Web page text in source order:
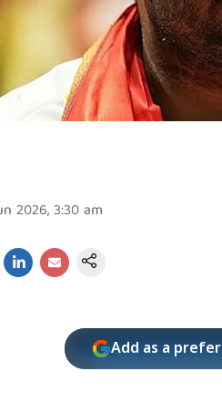
2026, 3:30 am
Add as a